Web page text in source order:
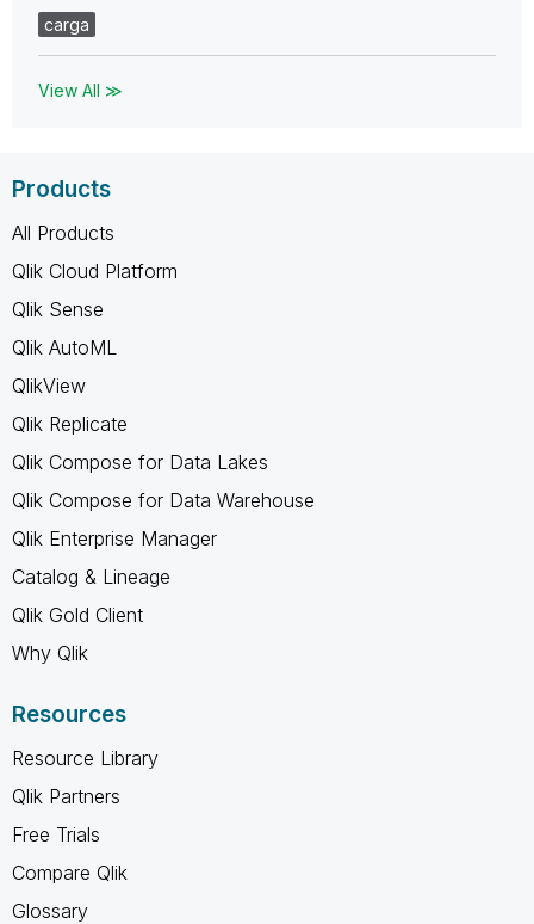
carga
View All ≫
Products
All Products
Qlik Cloud Platform
Qlik Sense
Qlik AutoML
QlikView
Qlik Replicate
Qlik Compose for Data Lakes
Qlik Compose for Data Warehouse
Qlik Enterprise Manager
Catalog & Lineage
Qlik Gold Client
Why Qlik
Resources
Resource Library
Qlik Partners
Free Trials
Compare Qlik
Glossary